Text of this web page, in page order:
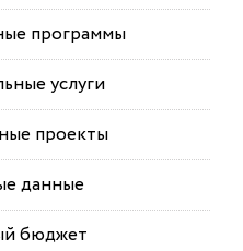
программы
услуги
проекты
данные
бюджет